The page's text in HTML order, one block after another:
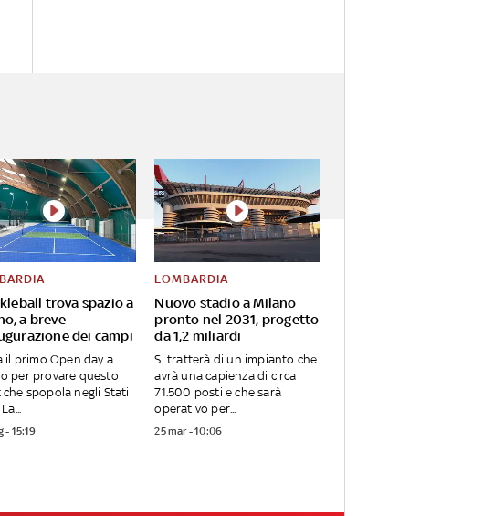
trova spazio a
a breve
dei campi
il primo Open day a
per provare questo
spopola negli Stati
- 15:19
Nuovo stadio a Milano
pronto nel 2031, progetto
da 1,2 miliardi
LOMBARDIA
Si tratterà di un impianto che
avrà una capienza di circa
71.500 posti e che sarà
operativo per...
25 mar - 10:06